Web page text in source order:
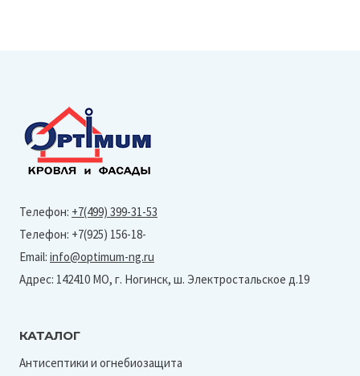
и
саун,
концентрат
1л
Телефон: +7(499) 399-31-53
Телефон: +7(925) 156-18-
Email: info@optimum-ng.ru
Адрес: 142410 МО, г. Ногинск, ш. Электростальское д.19
КАТАЛОГ
Антисептики и огнебиозащита